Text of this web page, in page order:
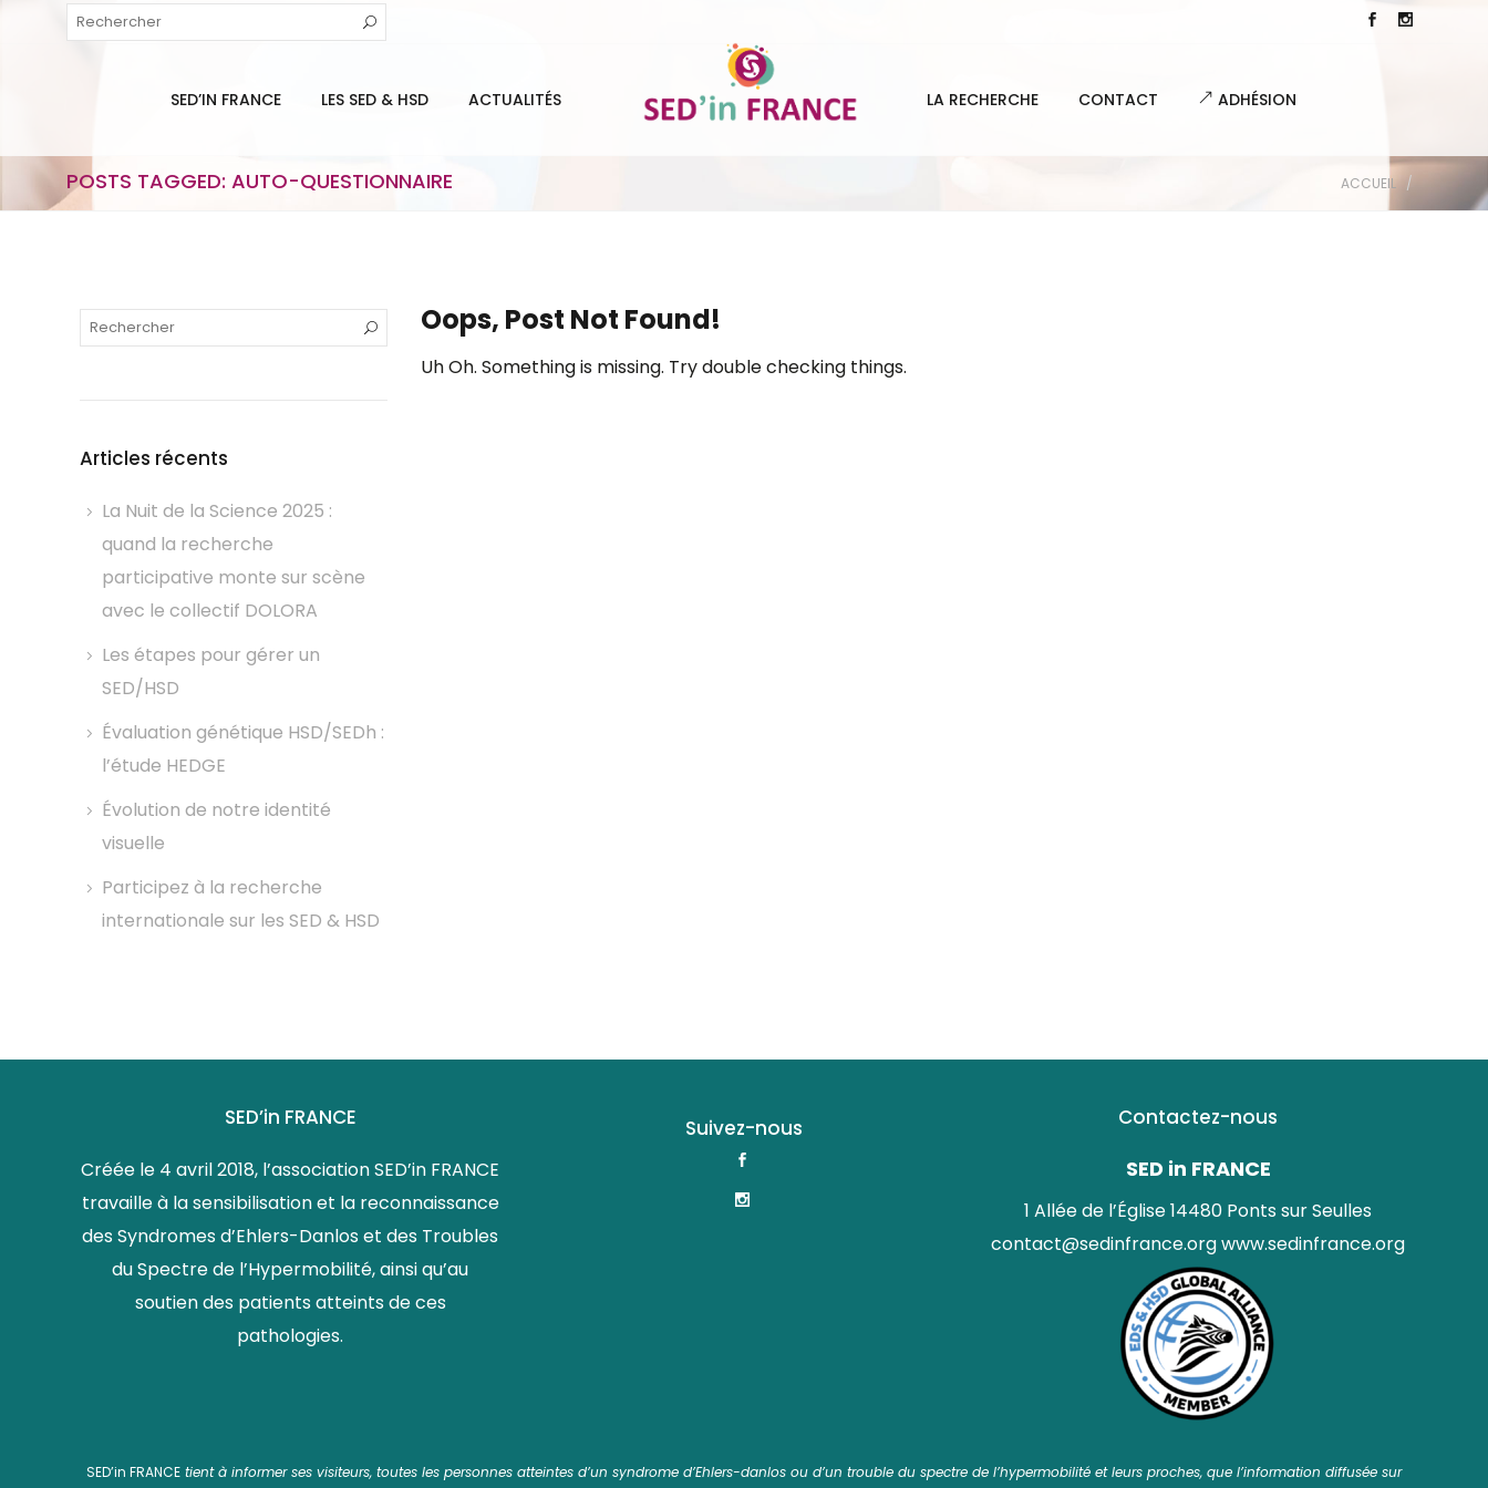
SED’IN FRANCE LES SED & HSD ACTUALITÉS LA RECHERCHE CONTACT ADHÉSION
POSTS TAGGED: AUTO-QUESTIONNAIRE ACCUEIL
Oops, Post Not Found!
Uh Oh. Something is missing. Try double checking things.
Articles récents
La Nuit de la Science 2025 :
quand la recherche
participative monte sur scène
avec le collectif DOLORA
Les étapes pour gérer un
SED/HSD
Évaluation génétique HSD/SEDh :
l’étude HEDGE
Évolution de notre identité
visuelle
Participez à la recherche
internationale sur les SED & HSD
SED’in FRANCE
Créée le 4 avril 2018, l’association SED’in FRANCE
travaille à la sensibilisation et la reconnaissance
des Syndromes d’Ehlers-Danlos et des Troubles
du Spectre de l’Hypermobilité, ainsi qu’au
soutien des patients atteints de ces
pathologies.
Suivez-nous Contactez-nous
SED in FRANCE
1 Allée de l’Église 14480 Ponts sur Seulles
contact@sedinfrance.orgwww.sedinfrance.org
SED’in FRANCE tient à informer ses visiteurs, toutes les personnes atteintes d’un syndrome d’Ehlers-danlos ou d’un trouble du spectre de l’hypermobilité et leurs proches, que l’information diffusée sur